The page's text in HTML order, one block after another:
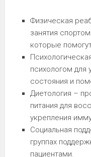
Физическая
занятия
которые
психологом для
состояния и
Диетология –
питания для
укрепления
Социальная
группах
пациентами.